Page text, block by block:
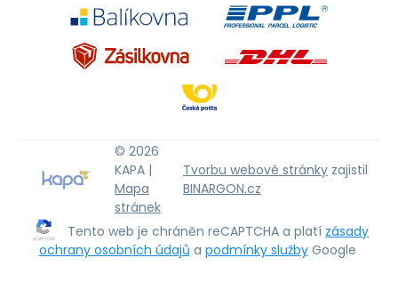
© 2026
KAPA |
Mapa
stránek
Tvorbu webové stránky zajistil
BINARGON.cz
Tento web je chráněn reCAPTCHA a platí zásady
ochrany osobních údajů a podmínky služby Google